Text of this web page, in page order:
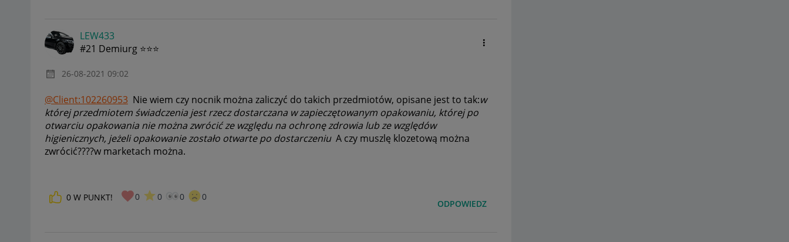
LEW433
#21 Demiurg ⭐⭐⭐
‎26-08-2021 09:02
@Client:102260953 Nie wiem czy nocnik można zaliczyć do takich przedmiotów, opisane jest to tak:w
której przedmiotem świadczenia jest rzecz dostarczana w zapieczętowanym opakowaniu, której po
otwarciu opakowania nie można zwrócić ze względu na ochronę zdrowia lub ze względów
higienicznych, jeżeli opakowanie zostało otwarte po dostarczeniuA czy muszlę klozetową można
zwrócić????w marketach można.
0 W PUNKT! 0 0 0 0
ODPOWIEDZ